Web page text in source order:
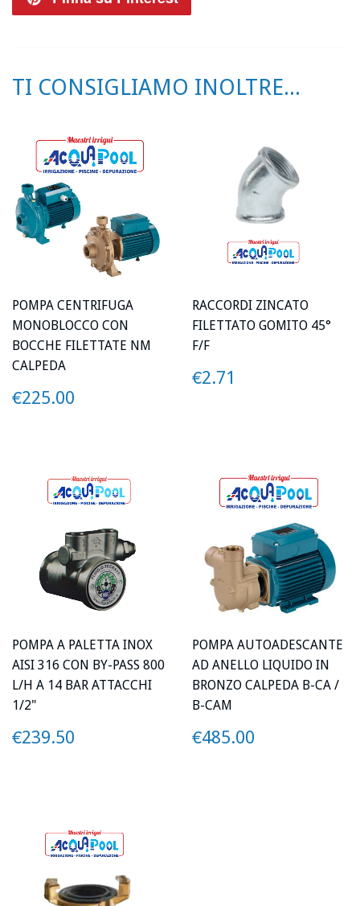
TI CONSIGLIAMO INOLTRE...
POMPA CENTRIFUGA
MONOBLOCCO CON
BOCCHE FILETTATE NM
CALPEDA
PREZZO
€225.00
RACCORDI ZINCATO
FILETTATO GOMITO 45°
F/F
PREZZO
€2.71
POMPA A PALETTA INOX
AISI 316 CON BY-PASS 800
L/H A 14 BAR ATTACCHI
1/2"
PREZZO
€239.50
POMPA AUTOADESCANTE
AD ANELLO LIQUIDO IN
BRONZO CALPEDA B-CA /
B-CAM
PREZZO
€485.00